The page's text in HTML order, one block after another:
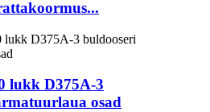
lukk D375A-3
osad